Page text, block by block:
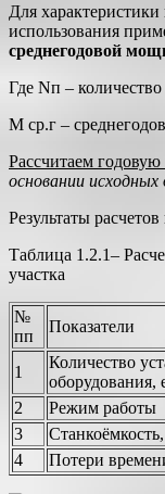
Для
использования
среднегодовой
Где Nп –
М ср.г –
Рассчитаем
основании
Результаты
Таблица 1.2.1–
участка
№
пп
Показатели
1
Количество
оборудования,
2
Режим работы
3
4
Потери